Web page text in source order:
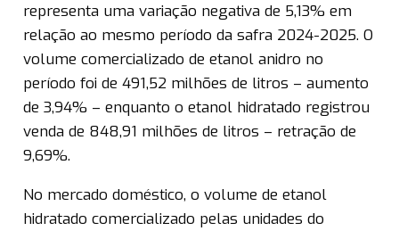
representa uma variação negativa de 5,13% em
relação ao mesmo período da safra 2024-2025. O
volume comercializado de etanol anidro no
período foi de 491,52 milhões de litros – aumento
de 3,94% – enquanto o etanol hidratado registrou
venda de 848,91 milhões de litros – retração de
9,69%.
No mercado doméstico, o volume de etanol
hidratado comercializado pelas unidades do